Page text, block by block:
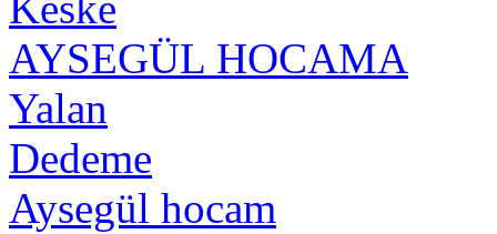
AYSEGÜL HOCAMA
Yalan
Dedeme
Aysegül hocam